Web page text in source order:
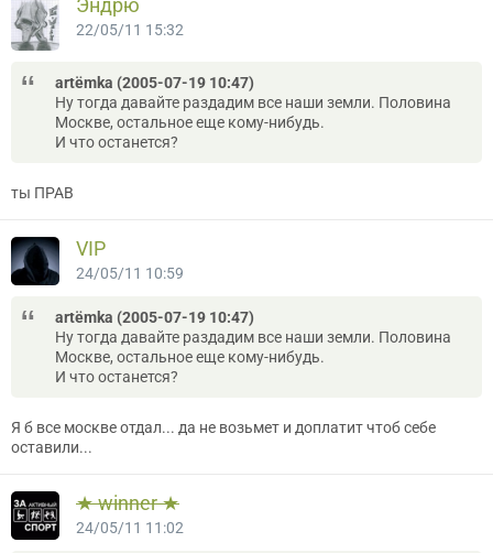
Эндрю
22/05/11 15:32
artёmka (2005-07-19 10:47)
Ну тогда давайте раздадим все наши земли. Половина
Москве, остальное еще кому-нибудь.
И что останется?
ты ПРАВ
VIP
24/05/11 10:59
artёmka (2005-07-19 10:47)
Ну тогда давайте раздадим все наши земли. Половина
Москве, остальное еще кому-нибудь.
И что останется?
Я б все москве отдал... да не возьмет и доплатит чтоб себе
оставили...
★ winner ★
24/05/11 11:02